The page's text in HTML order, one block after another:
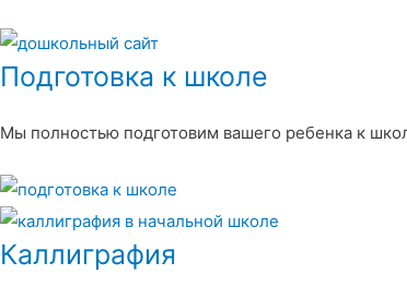
Подготовка к школе
Мы полностью подготовим вашего ребенка к
Каллиграфия